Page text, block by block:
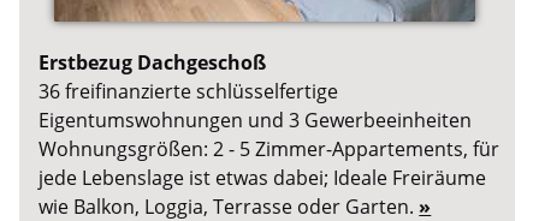
Erstbezug Dachgeschoß
36 freifinanzierte schlüsselfertige
Eigentumswohnungen und 3 Gewerbeeinheiten
Wohnungsgrößen: 2 - 5 Zimmer-Appartements, für
jede Lebenslage ist etwas dabei; Ideale Freiräume
wie Balkon, Loggia, Terrasse oder Garten. »